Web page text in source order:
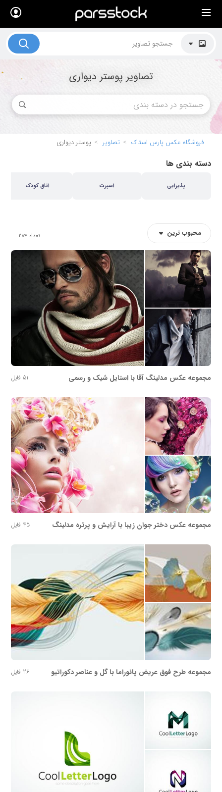
تصاویر پوستر دیواری
فروشگاه عکس پارس استاک تصاویر پوستر دیواری
دسته بندی ها
پذیرایی اسپرت اتاق کودک
محبوب ترین تعداد 284
مجموعه عکس مدلینگ آقا با استایل شیک و رسمی 51 فایل
مجموعه عکس دختر جوان زیبا با آرایش و پرتره مدلینگ 45 فایل
مجموعه طرح فوق عریض پانوراما با گل و عناصر دکوراتیو 26 فایل
× لیست قیمت ها
موضوعات تصاویر
دکوراسیون و فضاها
هنرمندان ایرانی
بلاگ پارس استاک